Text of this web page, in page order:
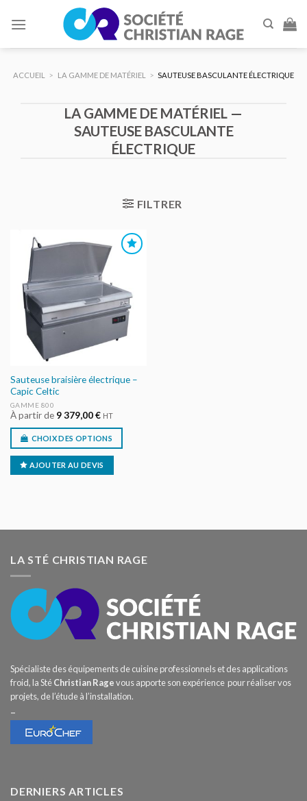
ACCUEIL > LA GAMME DE MATÉRIEL > SAUTEUSE BASCULANTE ÉLECTRIQUE
LA GAMME DE MATÉRIEL —
SAUTEUSE BASCULANTE
ÉLECTRIQUE
FILTRER
AJOUTER
AU DEVIS
Sauteuse braisière électrique –
Capic Celtic
GAMME 800
À partir de 9 379,00€ HT
CHOIX DES OPTIONS
AJOUTER AU DEVIS
LA STÉ CHRISTIAN RAGE
Spécialiste des équipements de cuisine professionnels et des applications
froid, la StéChristian Ragevous apporte son expérience pour réaliser vos
projets, de l’étude à l’installation.
–
DERNIERS ARTICLES